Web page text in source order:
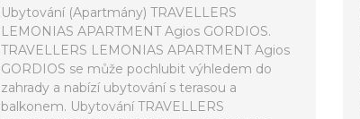
Ubytování (Apartmány) TRAVELLERS
LEMONIAS APARTMENT Agios GORDIOS.
TRAVELLERS LEMONIAS APARTMENT Agios
GORDIOS se může pochlubit výhledem do
zahrady a nabízí ubytování s terasou a
balkonem. Ubytování TRAVELLERS